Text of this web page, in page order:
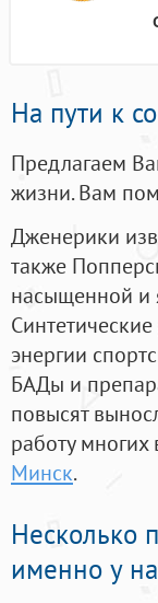
На пути к
Предлагаем
жизни. Вам
Дженерики
также
насыщенной и
энергии
БАДы и
повысят
работу
Минск.
Несколько
именно у